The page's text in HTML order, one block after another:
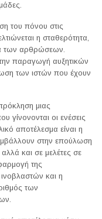
του πόνου στις
η σταθερότητα,
των αρθρώσεων.
παραγωγή αυξητικών
των ιστών που έχουν
μιας
γίνονονται οι ενέσεις
αποτέλεσμα είναι η
στην επούλωση
και σε μελέτες σε
της
και η
των